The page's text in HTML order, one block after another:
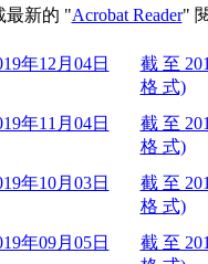
最新的 "Acrobat Reader"
年12月04日
截 至
格 式)
年11月04日
截 至
格 式)
年10月03日
截 至
格 式)
年09月05日
截 至